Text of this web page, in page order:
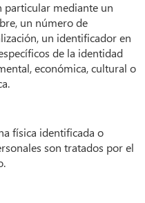
particular mediante un
un número de
un identificador en
de la identidad
económica, cultural o
física identificada o
son tratados por el